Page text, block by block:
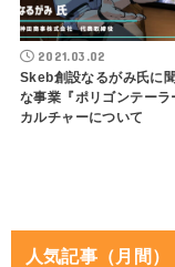
2021.03.02
Skeb創設なるがみ氏に
な事業『ポリゴンテーラ
カルチャーについて
人気記事（月間）